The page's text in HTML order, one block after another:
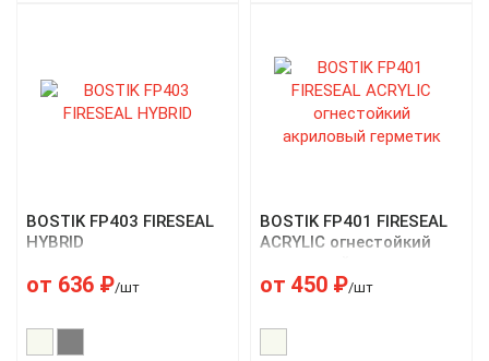
BOSTIK FP403 FIRESEAL
HYBRID
от 636 ₽/шт
BOSTIK FP401 FIRESEAL
ACRYLIC огнестойкий
от 450 ₽/шт